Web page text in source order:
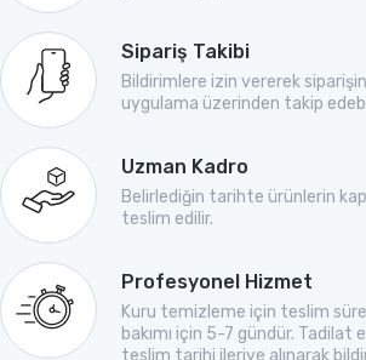
Sipariş Takibi
Bildirimlere izin vererek
uygulama üzerinden takip
Uzman Kadro
Belirlediğin tarihte ürünlerin
teslim edilir.
Profesyonel Hizmet
Kuru temizleme için teslim
bakımı için 5-7 gündür. Tadilat
teslim tarihi ileriye alınarak